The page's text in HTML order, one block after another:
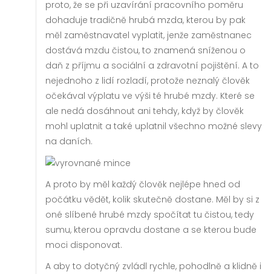
proto, že se při uzavírání pracovního poměru
dohaduje tradičně hrubá mzda, kterou by pak
měl zaměstnavatel vyplatit, jenže zaměstnanec
dostává mzdu čistou, to znamená sníženou o
daň z příjmu a sociální a zdravotní pojištění. A to
nejednoho z lidí rozladí, protože neznalý člověk
očekával výplatu ve výši té hrubé mzdy. Které se
ale nedá dosáhnout ani tehdy, když by člověk
mohl uplatnit a také uplatnil všechno možné slevy
na daních.
A proto by měl každý člověk nejlépe hned od
počátku vědět, kolik skutečně dostane. Měl by si z
oné slíbené hrubé mzdy spočítat tu čistou, tedy
sumu, kterou opravdu dostane a se kterou bude
moci disponovat.
A aby to dotyčný zvládl rychle, pohodlně a klidně i